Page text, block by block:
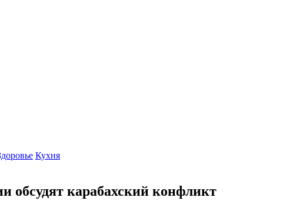
Кухня
обсудят карабахский конфликт